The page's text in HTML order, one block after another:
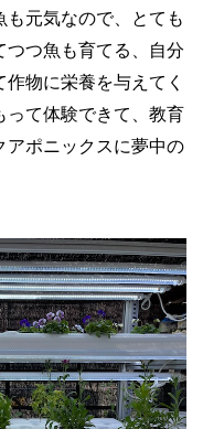
も元気なので、とても
つつ魚も育てる、自分
物に栄養を与えてく
って体験できて、教育
アポニックスに夢中の